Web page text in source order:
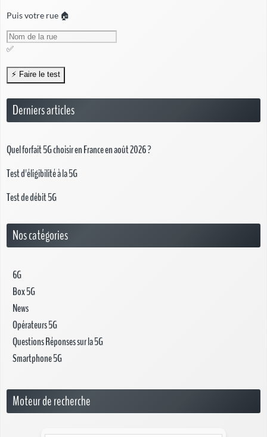
Puis votre rue 🏠
✅
Derniers articles
Quel forfait 5G choisir en France en août 2026 ?
Test d'éligibilité à la 5G
Test de débit 5G
Nos catégories
6G
Box 5G
News
Opérateurs 5G
Questions Réponses sur la 5G
Smartphone 5G
Moteur de recherche